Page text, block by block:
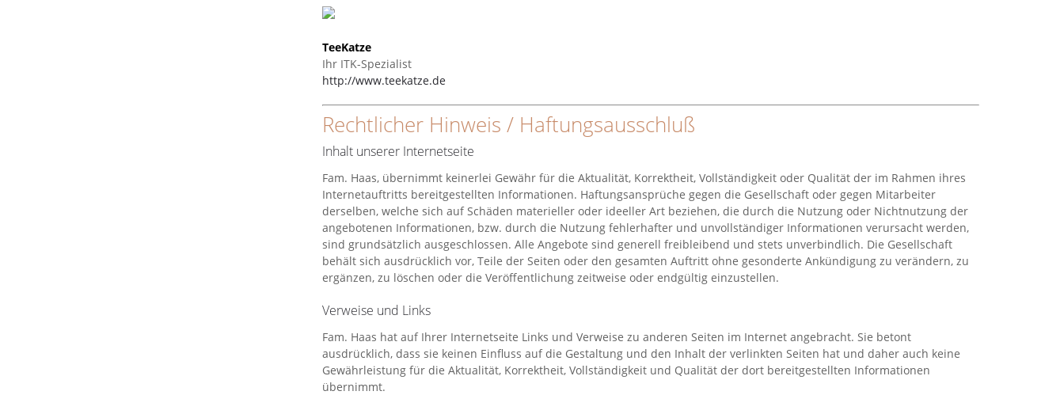
TeeKatze
Ihr ITK-Spezialist
http://www.teekatze.de
Rechtlicher Hinweis / Haftungsausschluß
Inhalt unserer Internetseite
Fam. Haas, übernimmt keinerlei Gewähr für die Aktualität, Korrektheit, Vollständigkeit oder Qualität der im Rahmen ihres
Internetauftritts bereitgestellten Informationen. Haftungsansprüche gegen die Gesellschaft oder gegen Mitarbeiter
derselben, welche sich auf Schäden materieller oder ideeller Art beziehen, die durch die Nutzung oder Nichtnutzung der
angebotenen Informationen, bzw. durch die Nutzung fehlerhafter und unvollständiger Informationen verursacht werden,
sind grundsätzlich ausgeschlossen. Alle Angebote sind generell freibleibend und stets unverbindlich. Die Gesellschaft
behält sich ausdrücklich vor, Teile der Seiten oder den gesamten Auftritt ohne gesonderte Ankündigung zu verändern, zu
ergänzen, zu löschen oder die Veröffentlichung zeitweise oder endgültig einzustellen.
Verweise und Links
Fam. Haas hat auf Ihrer Internetseite Links und Verweise zu anderen Seiten im Internet angebracht. Sie betont
ausdrücklich, dass sie keinen Einfluss auf die Gestaltung und den Inhalt der verlinkten Seiten hat und daher auch keine
Gewährleistung für die Aktualität, Korrektheit, Vollständigkeit und Qualität der dort bereitgestellten Informationen
übernimmt.